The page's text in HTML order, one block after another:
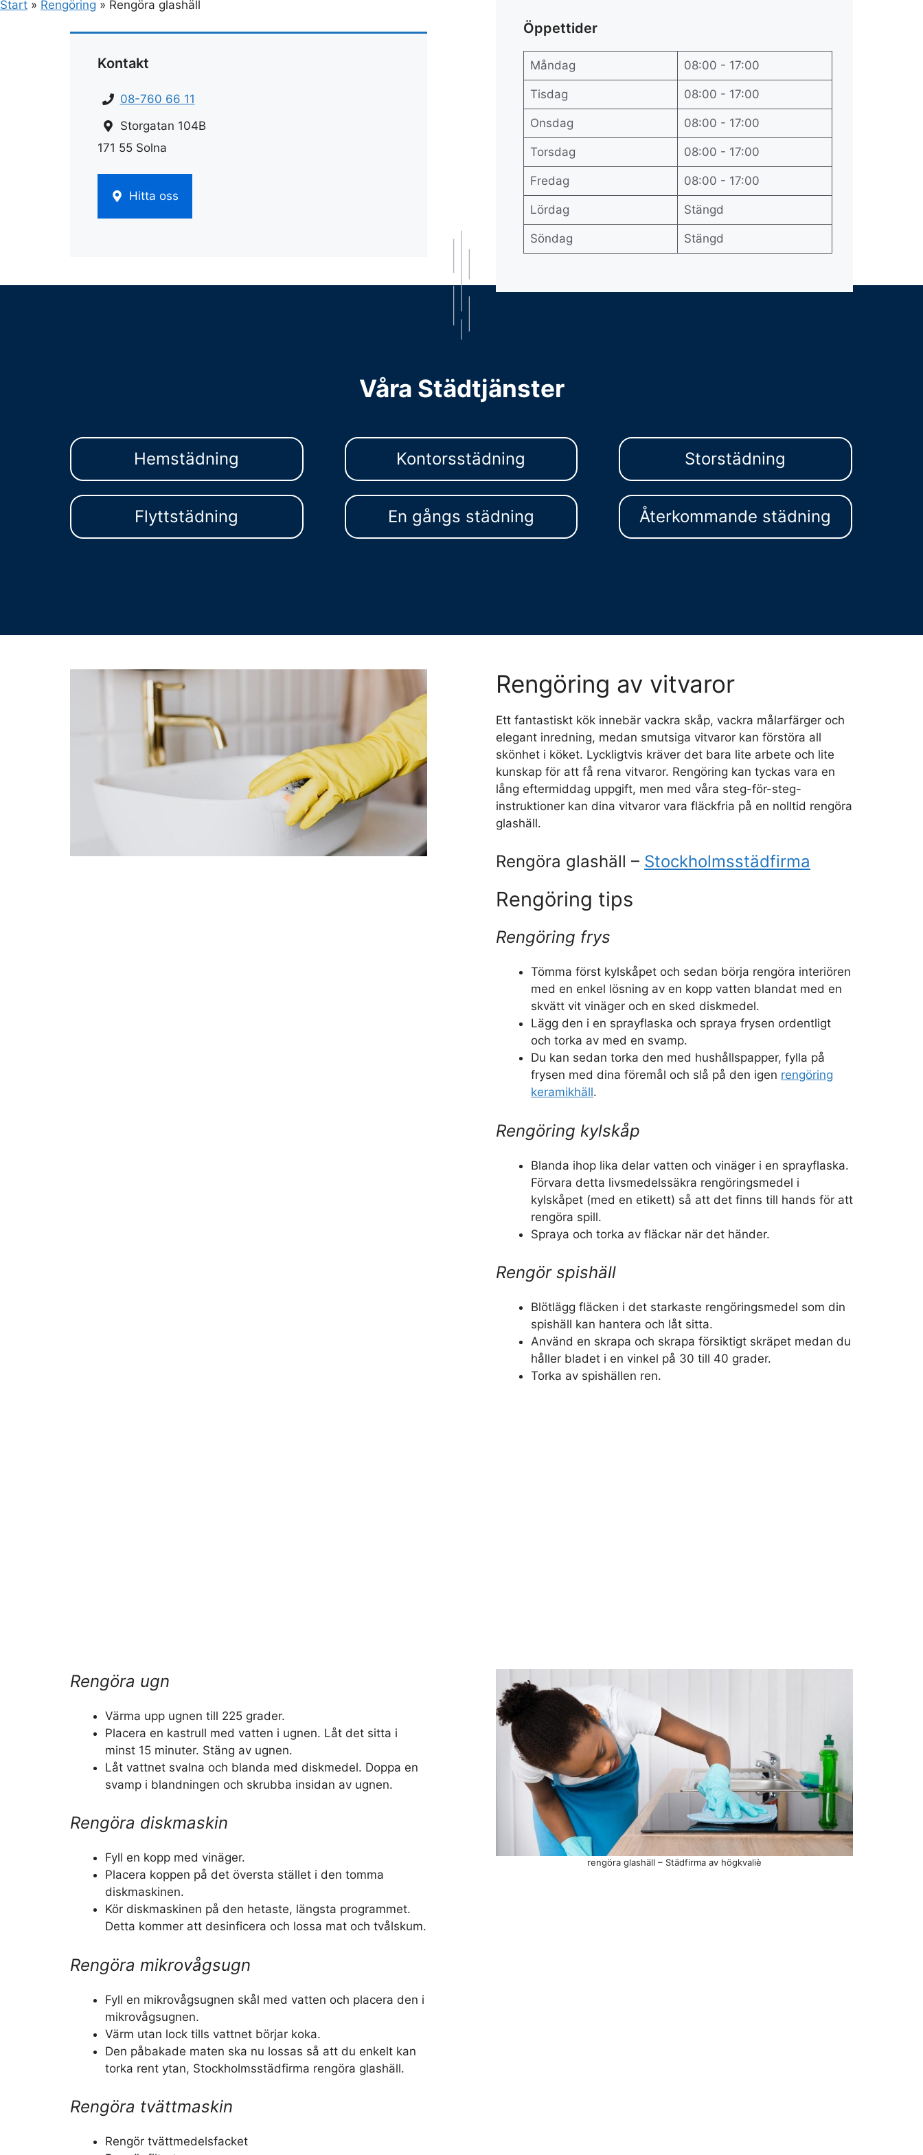
Start » Rengöring » Rengöra glashäll
Kontakt
08-760 66 11
Storgatan 104B
171 55 Solna
Hitta oss
Öppettider
Måndag 08:00 - 17:00
Tisdag 08:00 - 17:00
Onsdag 08:00 - 17:00
Torsdag 08:00 - 17:00
Fredag 08:00 - 17:00
Lördag Stängd
Söndag Stängd
Våra Städtjänster
Hemstädning Kontorsstädning Storstädning
Flyttstädning En gångs städning Återkommande städning
Rengöring av vitvaror
Ett fantastiskt kök innebär vackra skåp, vackra målarfärger och
elegant inredning, medan smutsiga vitvaror kan förstöra all
skönhet i köket. Lyckligtvis kräver det bara lite arbete och lite
kunskap för att få rena vitvaror. Rengöring kan tyckas vara en
lång eftermiddag uppgift, men med våra steg-för-steg-
instruktioner kan dina vitvaror vara fläckfria på en nolltid rengöra
glashäll.
Rengöra glashäll – Stockholmsstädfirma
Rengöring tips
Rengöring frys
Tömma först kylskåpet och sedan börja rengöra interiören
med en enkel lösning av en kopp vatten blandat med en
skvätt vit vinäger och en sked diskmedel.
Lägg den i en sprayflaska och spraya frysen ordentligt
och torka av med en svamp.
Du kan sedan torka den med hushållspapper, fylla på
frysen med dina föremål och slå på den igen rengöring
keramikhäll.
Rengöring kylskåp
Blanda ihop lika delar vatten och vinäger i en sprayflaska.
Förvara detta livsmedelssäkra rengöringsmedel i
kylskåpet (med en etikett) så att det finns till hands för att
rengöra spill.
Spraya och torka av fläckar när det händer.
Rengör spishäll
Blötlägg fläcken i det starkaste rengöringsmedel som din
spishäll kan hantera och låt sitta.
Använd en skrapa och skrapa försiktigt skräpet medan du
håller bladet i en vinkel på 30 till 40 grader.
Torka av spishällen ren.
Rengöra ugn
Värma upp ugnen till 225 grader.
Placera en kastrull med vatten i ugnen. Låt det sitta i
minst 15 minuter. Stäng av ugnen.
Låt vattnet svalna och blanda med diskmedel. Doppa en
svamp i blandningen och skrubba insidan av ugnen.
Rengöra diskmaskin
Fyll en kopp med vinäger.
Placera koppen på det översta stället i den tomma
diskmaskinen.
Kör diskmaskinen på den hetaste, längsta programmet.
Detta kommer att desinficera och lossa mat och tvålskum.
Rengöra mikrovågsugn
Fyll en mikrovågsugnen skål med vatten och placera den i
mikrovågsugnen.
Värm utan lock tills vattnet börjar koka.
Den påbakade maten ska nu lossas så att du enkelt kan
torka rent ytan, Stockholmsstädfirma rengöra glashäll.
Rengöra tvättmaskin
Rengör tvättmedelsfacket
rengöra glashäll – Städfirma av högkvaliè